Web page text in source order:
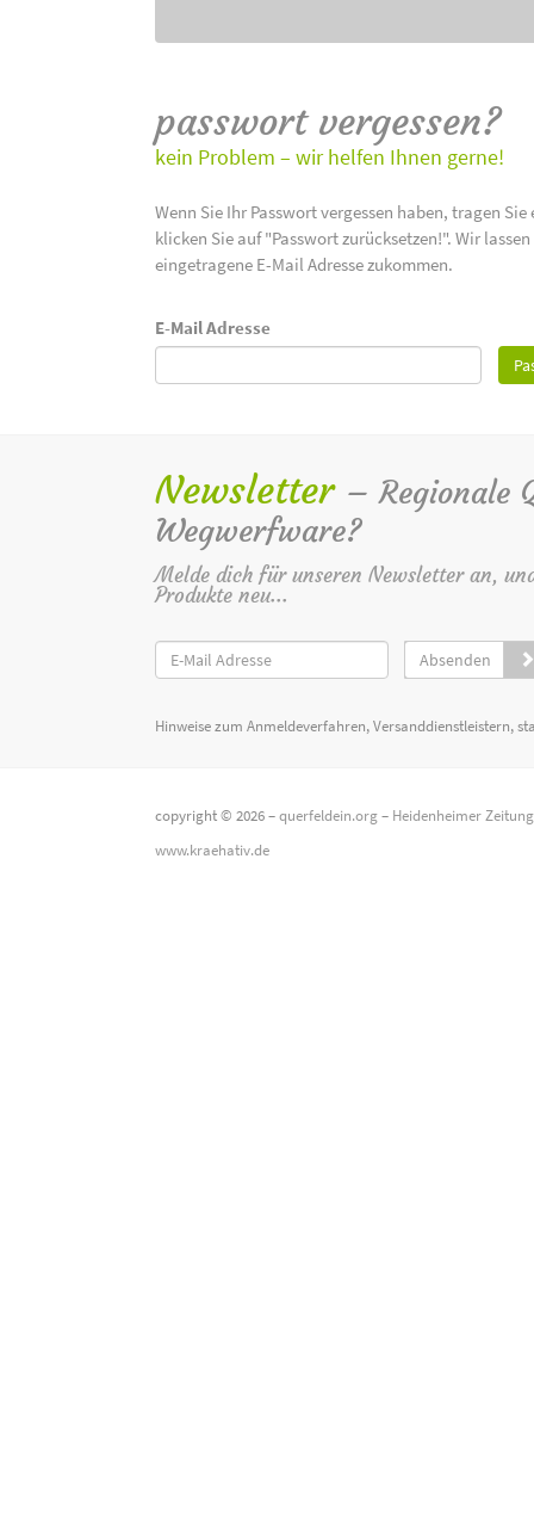
passwort vergessen?
kein Problem – wir helfen Ihnen gerne!
Wenn Sie Ihr Passwort vergessen haben, tragen
klicken Sie auf "Passwort zurücksetzen!". Wir
eingetragene E-Mail Adresse zukommen.
E-Mail Adresse
Newsletter – Regionale
Wegwerfware?
Melde dich für unseren Newsletter an,
Produkte neu...
Absenden
Hinweise zum Anmeldeverfahren, Versanddienstleistern,
copyright © 2026 –querfeldein.org– Heidenheimer
www.kraehativ.de